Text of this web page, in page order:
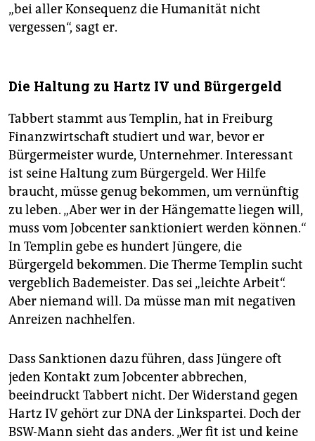
„bei aller Konsequenz die Humanität nicht
vergessen“, sagt er.
Die Haltung zu Hartz IV und Bürgergeld
Tabbert stammt aus Templin, hat in Freiburg
Finanzwirtschaft studiert und war, bevor er
Bürgermeister wurde, Unternehmer. Interessant
ist seine Haltung zum Bürgergeld. Wer Hilfe
braucht, müsse genug bekommen, um vernünftig
zu leben. „Aber wer in der Hängematte liegen will,
muss vom Jobcenter sanktioniert werden können.“
In Templin gebe es hundert Jüngere, die
Bürgergeld bekommen. Die Therme Templin sucht
vergeblich Bademeister. Das sei „leichte Arbeit“.
Aber niemand will. Da müsse man mit negativen
Anreizen nachhelfen.
Dass Sanktionen dazu führen, dass Jüngere oft
jeden Kontakt zum Jobcenter abbrechen,
beeindruckt Tabbert nicht. Der Widerstand gegen
Hartz IV gehört zur DNA der Linkspartei. Doch der
BSW-Mann sieht das anders. „Wer fit ist und keine